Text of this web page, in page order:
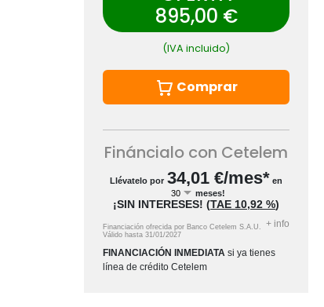
895,00 €
(IVA incluido)
Comprar
Fináncialo con Cetelem
Llévatelo por 34,01 €/mes* en
meses!
¡SIN INTERESES!(TAE10,92 %)
Financiación ofrecida por Banco Cetelem S.A.U.
Válido hasta31/01/2027
+ info
FINANCIACIÓN INMEDIATA si ya tienes
línea de crédito Cetelem